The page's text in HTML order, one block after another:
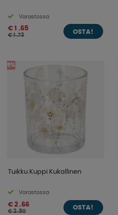
Varastossa
€ 1 .65
€ 1 .73
OSTA!
5%
Tuikku Kuppi Kukallinen
Varastossa
€ 2 .66
€ 2 .80
OSTA!